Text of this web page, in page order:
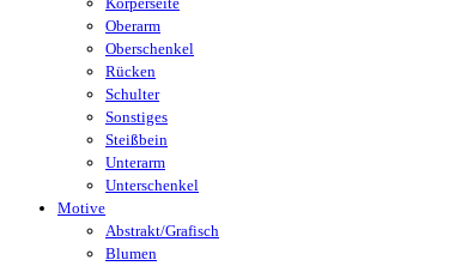
Oberarm
Oberschenkel
Rücken
Schulter
Sonstiges
Steißbein
Unterarm
Unterschenkel
Motive
Abstrakt/Grafisch
Blumen